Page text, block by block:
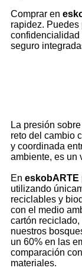
Comprar en
rapidez.
confidencialidad
seguro
La presión
reto del cambio
y coordinada
ambiente, es un
En eskobARTE
utilizando
reciclables y
con el medio
cartón
nuestros
un 60% en las
comparación
materiales.